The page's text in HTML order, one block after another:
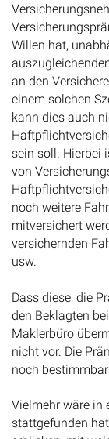
Willen hat,
an den
einem solchen
kann dies auch
sein soll. Hierbei
von
noch weitere
mitversichert
versichernden
usw.
Dass diese, die
den Beklagten
Maklerbüro
nicht vor. Die
noch
Vielmehr wäre in
stattgefunden